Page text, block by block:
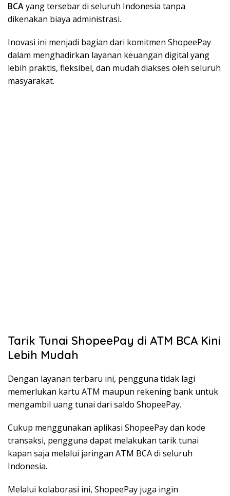
BCAyang tersebar di seluruh Indonesia tanpa
dikenakan biaya administrasi.
Inovasi ini menjadi bagian dari komitmen ShopeePay
dalam menghadirkan layanan keuangan digital yang
lebih praktis, fleksibel, dan mudah diakses oleh seluruh
masyarakat.
Tarik Tunai ShopeePay di ATM BCA Kini
Lebih Mudah
Dengan layanan terbaru ini, pengguna tidak lagi
memerlukan kartu ATM maupun rekening bank untuk
mengambil uang tunai dari saldo ShopeePay.
Cukup menggunakan aplikasi ShopeePay dan kode
transaksi, pengguna dapat melakukan tarik tunai
kapan saja melalui jaringan ATM BCA di seluruh
Indonesia.
Melalui kolaborasi ini, ShopeePay juga ingin